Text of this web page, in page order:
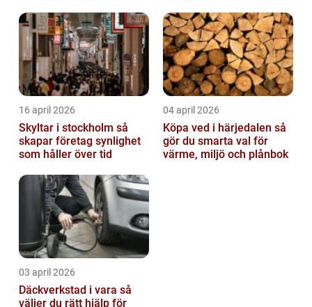
16 april 2026
Skyltar i stockholm så
skapar företag synlighet
som håller över tid
04 april 2026
Köpa ved i härjedalen så
gör du smarta val för
värme, miljö och plånbok
03 april 2026
Däckverkstad i vara så
väljer du rätt hjälp för